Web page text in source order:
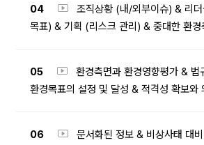
04
조직상황 (내/외부이슈) & 리
목표) & 기획 (리스크 관리) & 중대한 환경
05
환경측면과 환경영향평가 & 법
환경목표의 설정 및 달성 & 적격성 확보와
06
문서화된 정보 & 비상사태 대